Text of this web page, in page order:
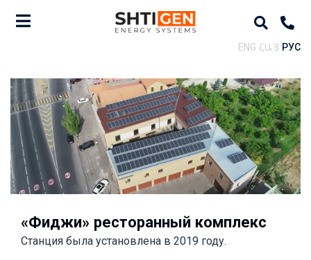
ENG ՀԱՅ РУС
«Фиджи» ресторанный комплекс
Станция была установлена в 2019 году.